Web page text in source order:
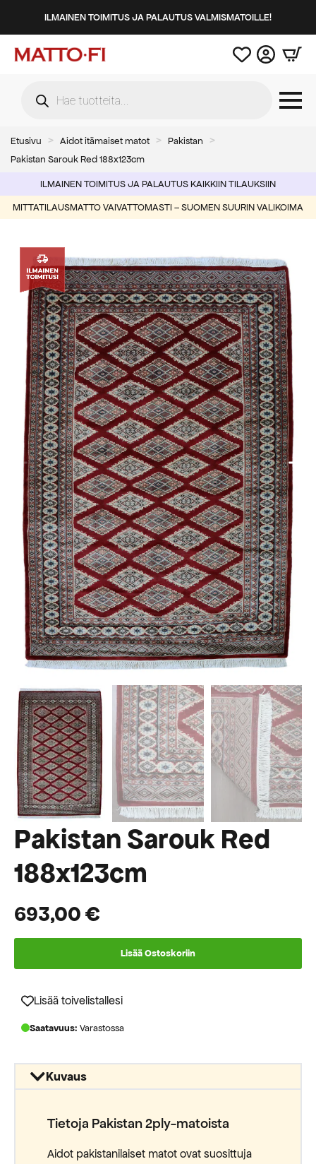
ILMAINEN TOIMITUS JA PALAUTUS VALMISMATOILLE!
search
Etusivu Aidot itämaiset matot
Pakistan
Pakistan Sarouk Red 188x123cm
ILMAINEN TOIMITUS JA PALAUTUS KAIKKIIN TILAUKSIIN
MITTATILAUSMATTO VAIVATTOMASTI – SUOMEN SUURIN VALIKOIMA
Pakistan Sarouk Red
188x123cm
693,00€
Lisää Ostoskoriin
Lisää toivelistallesi
Saatavuus: Varastossa
Kuvaus
Tietoja Pakistan 2ply-matoista
Aidot pakistanilaiset matot ovat suosittuja